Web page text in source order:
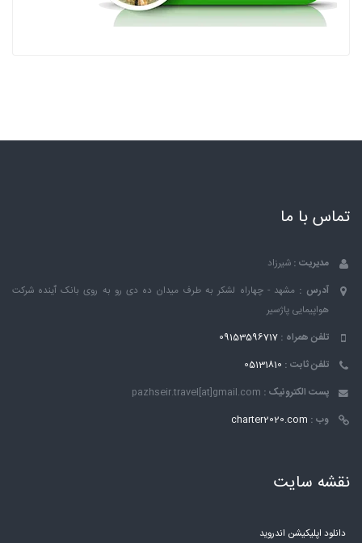
تماس با ما
مدیریت : شیرزاد
آدرس : مشهد - چهاراه لشکر به طرف میدان ده دی رو به روی بانک ٱینده شرکت
هواپیمایی پاژسیر
تلفن همراه : 09153596717
تلفن ثابت : 05131810
پست الکترونیک : pazhseir.travel[at]gmail.com
وب : charter2020.com
نقشه سایت
دانلود اپلیکیشن اندروید